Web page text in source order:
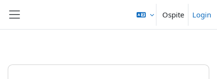
Ospite Login